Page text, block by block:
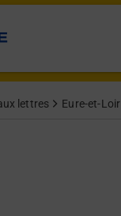
lettres Eure-et-Loir